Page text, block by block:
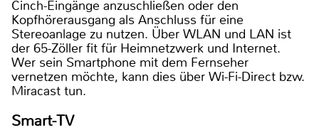
Cinch-Eingänge anzuschließen oder den
Kopfhörerausgang als Anschluss für eine
Stereoanlage zu nutzen. Über WLAN und LAN ist
der 65-Zöller fit für Heimnetzwerk und Internet.
Wer sein Smartphone mit dem Fernseher
vernetzen möchte, kann dies über Wi-Fi-Direct bzw.
Miracast tun.
Smart-TV